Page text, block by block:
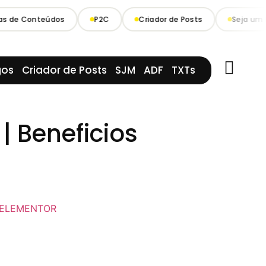
de Conteúdos P2C Criador de Posts Seja um
Criador de Posts SJM ADF TXTs
Beneficios